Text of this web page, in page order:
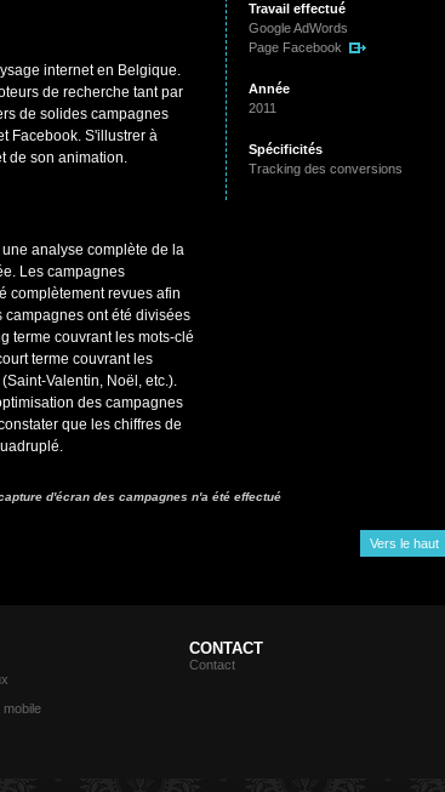
internet en Belgique.
de recherche tant par
de solides campagnes
Facebook. S'illustrer à
de son animation.
analyse complète de la
Les campagnes
complètement revues afin
ont été divisées
terme couvrant les mots-clé
terme couvrant les
Valentin, Noël, etc.).
des campagnes
que les chiffres de
Travail effectué
Google AdWords
Page Facebook
Année
2011
Spécificités
Tracking des conversions
d'écran des campagnes n'a été effectué
Vers le haut
CONTACT
Contact